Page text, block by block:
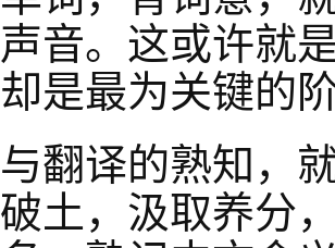
声音。这或许就
却是最为关键的阶
与翻译的熟知，
破土，汲取养分